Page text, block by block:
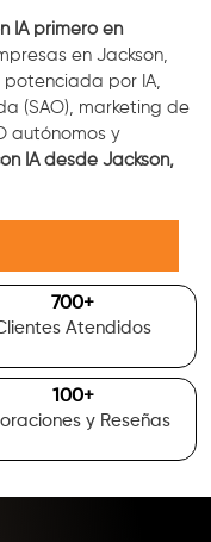
IA primero en
en Jackson,
potenciada por IA,
(SAO), marketing de
autónomos y
IA desde Jackson,
700+
Atendidos
100+
y Reseñas